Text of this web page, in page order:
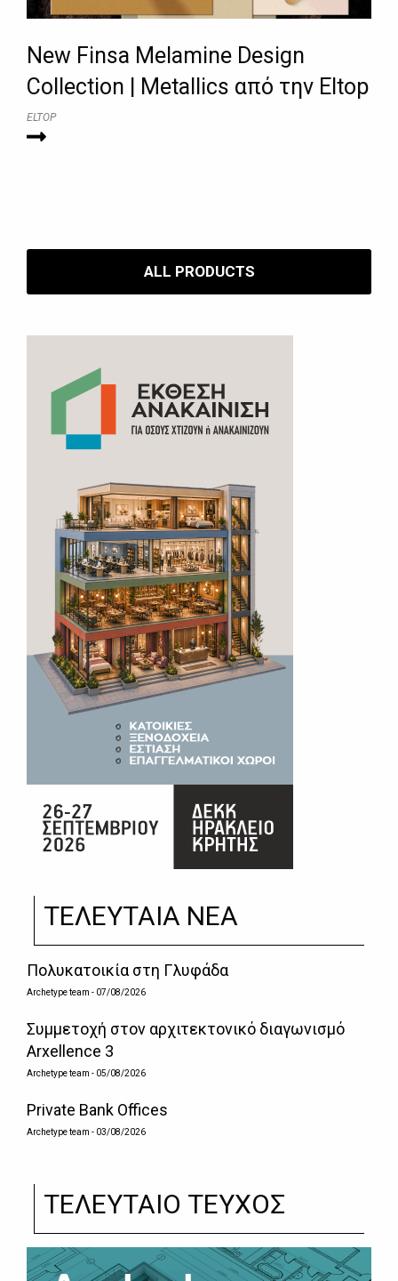
New Finsa Melamine Design
Collection | Metallics από την Eltop
ELTOP
ALL PRODUCTS
ΤΕΛΕΥΤΑΙΑ ΝΕΑ
Πολυκατοικία στη Γλυφάδα
Archetype team - 07/08/2026
Συμμετοχή στον αρχιτεκτονικό διαγωνισμό
Arxellence 3
Archetype team - 05/08/2026
Private Bank Offices
Archetype team - 03/08/2026
ΤΕΛΕΥΤΑΙΟ ΤΕΥΧΟΣ